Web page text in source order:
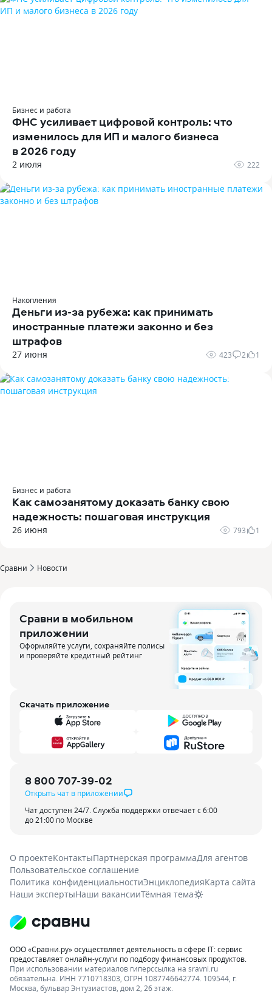
Бизнес и работа
ФНС усиливает цифровой контроль: что
изменилось для ИП и малого бизнеса
в 2026 году
2 июля 222
Накопления
Деньги из-за рубежа: как принимать
иностранные платежи законно и без
штрафов
27 июня 423 2 1
Бизнес и работа
Как самозанятому доказать банку свою
надежность: пошаговая инструкция
26 июня 793 1
Сравни Новости
Сравни в мобильном
приложении
Оформляйте услуги, сохраняйте полисы
и проверяйте кредитный рейтинг
Скачать приложение
8 800 707-39-02
Открыть чат в приложении
Чат доступен 24/7. Служба поддержки отвечает с 6:00
до 21:00 по Москве
О проектеКонтактыПартнерская программаДля агентов
Пользовательское соглашение
Политика конфиденциальностиЭнциклопедияКарта сайта
Наши экспертыНаши вакансииТёмная тема
ООО «Сравни.ру» осуществляет деятельность в сфере IT: сервис
предоставляет онлайн-услуги по подбору финансовых продуктов.
При использовании материалов гиперссылка на sravni.ru
обязательна. ИНН 7710718303, ОГРН 1087746642774. 109544, г.
Москва, бульвар Энтузиастов, дом 2, 26 этаж.